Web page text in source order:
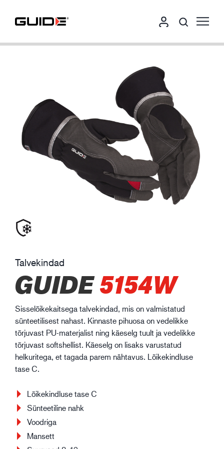
Talvekindad
GUIDE5154W
Sisselõikekaitsega talvekindad, mis on valmistatud
sünteetilisest nahast. Kinnaste pihuosa on vedelikke
tõrjuvast PU-materjalist ning käeselg tuult ja vedelikke
tõrjuvast softshellist. Käeselg on lisaks varustatud
helkuritega, et tagada parem nähtavus. Lõikekindluse
tase C.
Lõikekindluse tase C
Sünteetiline nahk
Voodriga
Mansett